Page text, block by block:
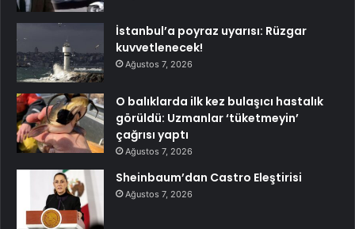
İstanbul’a poyraz uyarısı: Rüzgar
kuvvetlenecek!
Ağustos 7, 2026
O balıklarda ilk kez bulaşıcı hastalık
görüldü: Uzmanlar ‘tüketmeyin’
çağrısı yaptı
Ağustos 7, 2026
Sheinbaum’dan Castro Eleştirisi
Ağustos 7, 2026